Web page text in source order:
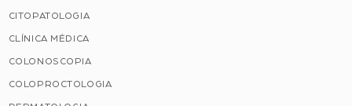
CITOPATOLOGIA
CLÍNICA MÉDICA
COLONOSCOPIA
COLOPROCTOLOGIA